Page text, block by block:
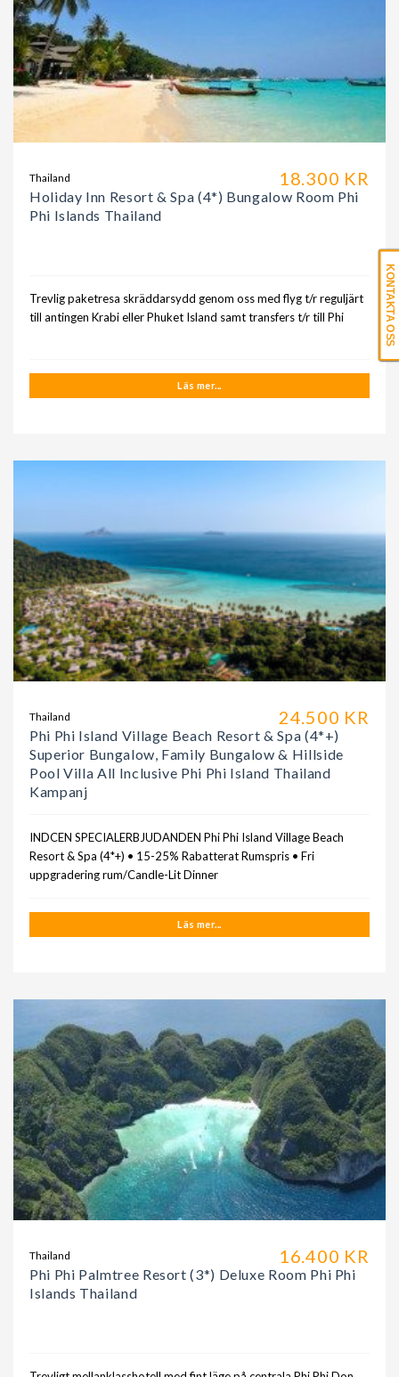
18.300 KR
Thailand
Holiday Inn Resort & Spa (4*) Bungalow Room Phi
Phi Islands Thailand
Trevlig paketresa skräddarsydd genom oss med flyg t/r reguljärt
till antingen Krabi eller Phuket Island samt transfers t/r till Phi
Läs mer...
24.500 KR
Thailand
Phi Phi Island Village Beach Resort & Spa (4*+)
Superior Bungalow, Family Bungalow & Hillside
Pool Villa All Inclusive Phi Phi Island Thailand
Kampanj
INDCEN SPECIALERBJUDANDEN Phi Phi Island Village Beach
Resort & Spa (4*+) • 15-25% Rabatterat Rumspris • Fri
uppgradering rum/Candle-Lit Dinner
Läs mer...
16.400 KR
Thailand
Phi Phi Palmtree Resort (3*) Deluxe Room Phi Phi
Islands Thailand
KONTAKTA OSS